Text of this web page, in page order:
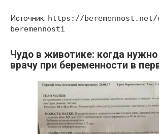
Источник: https://
beremennosti
Чудо в животике: когда
врачу при беременности в